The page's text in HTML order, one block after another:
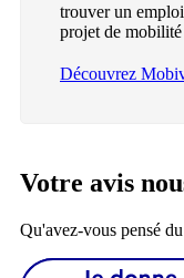
trouver un
projet de
Découvrez
Votre avis
Qu'avez-vous pensé